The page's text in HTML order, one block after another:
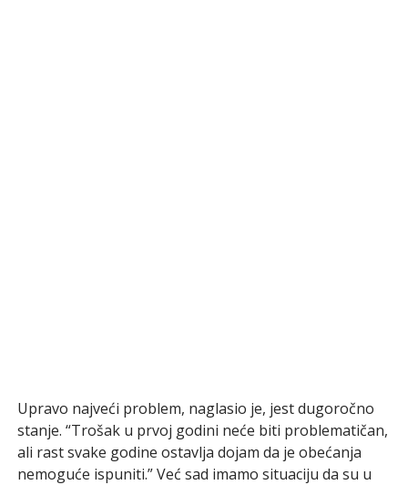
Upravo najveći problem, naglasio je, jest dugoročno
stanje. “Trošak u prvoj godini neće biti problematičan,
ali rast svake godine ostavlja dojam da je obećanja
nemoguće ispuniti.” Već sad imamo situaciju da su u